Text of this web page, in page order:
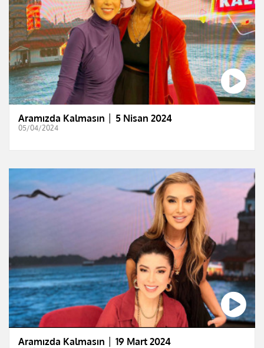
Aramızda Kalmasın │ 5 Nisan 2024
05/04/2024
Aramızda Kalmasın │ 19 Mart 2024